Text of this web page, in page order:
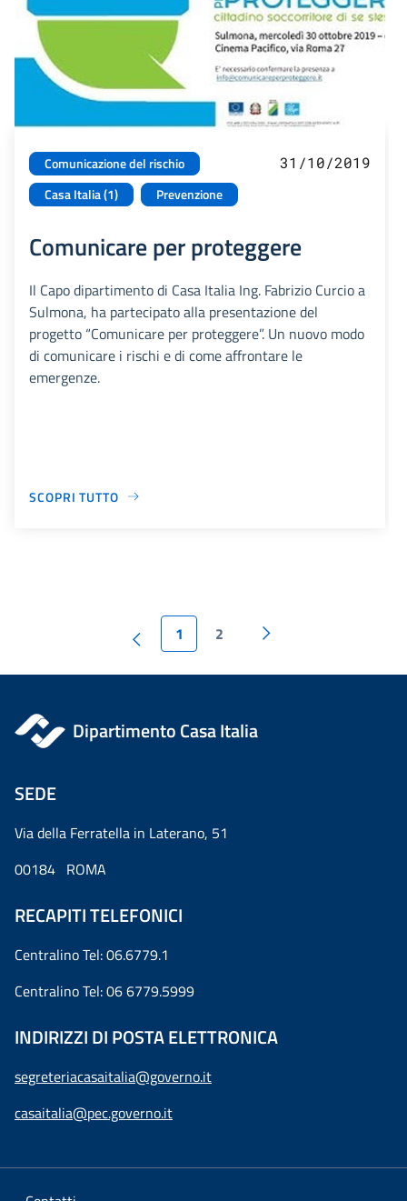
Comunicazione del rischio
Casa Italia (1)
Prevenzione
31/10/2019
Comunicare per proteggere
Il Capo dipartimento di Casa Italia Ing. Fabrizio Curcio a
Sulmona, ha partecipato alla presentazione del
progetto “Comunicare per proteggere”. Un nuovo modo
di comunicare i rischi e di come affrontare le
emergenze.
SCOPRI TUTTO
1 2
Dipartimento Casa Italia
SEDE
Via della Ferratella in Laterano, 51
00184 ROMA
RECAPITI TELEFONICI
Centralino Tel: 06.6779.1
Centralino Tel: 06 6779.5999
INDIRIZZI DI POSTA ELETTRONICA
segreteriacasaitalia@governo.it
casaitalia@pec.governo.it